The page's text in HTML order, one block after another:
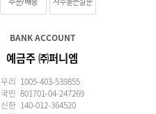
BANK ACCOUNT
예금주 ㈜퍼니엠
우리 1005-403-539855
국민 801701-04-247269
신한 140-012-364520